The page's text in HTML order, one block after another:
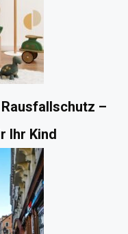
–
Ihr Kind